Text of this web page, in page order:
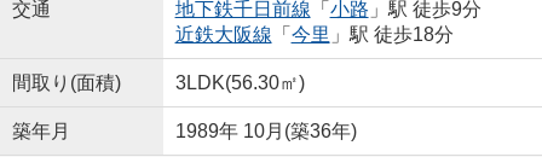
交通
地下鉄千日前線 「 小路 」駅 徒歩9分
近鉄大阪線 「 今里 」駅 徒歩18分
間取り(面積) 3LDK(56.30㎡)
築年月 1989年 10月(築36年)